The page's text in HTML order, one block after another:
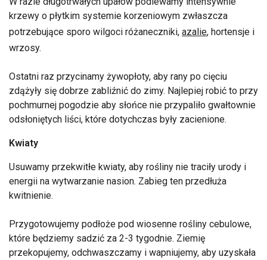
krzewy o płytkim systemie korzeniowym zwłaszcza
potrzebujące sporo wilgoci różaneczniki, azalie, hortensje i
wrzosy.
Ostatni raz przycinamy żywopłoty, aby rany po cięciu
zdążyły się dobrze zabliźnić do zimy. Najlepiej robić to przy
pochmurnej pogodzie aby słońce nie przypaliło gwałtownie
odsłoniętych liści, które dotychczas były zacienione.
Kwiaty
Usuwamy przekwitłe kwiaty, aby rośliny nie traciły urody i
energii na wytwarzanie nasion. Zabieg ten przedłuża
kwitnienie.
Przygotowujemy podłoże pod wiosenne rośliny cebulowe,
które będziemy sadzić za 2-3 tygodnie. Ziemię
przekopujemy, odchwaszczamy i wapniujemy, aby uzyskała